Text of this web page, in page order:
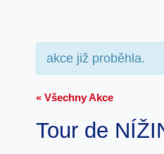
akce již proběhla.
« Všechny Akce
Tour de